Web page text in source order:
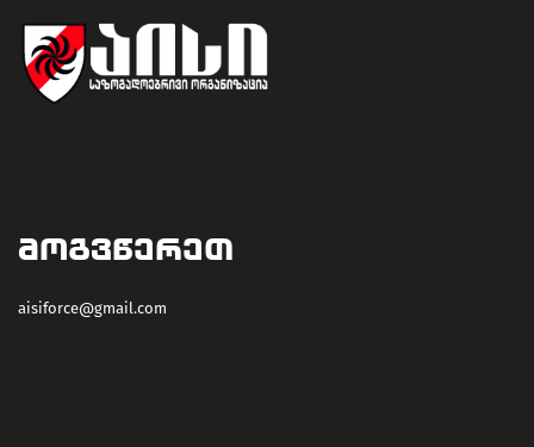
ᲛᲝᲒᲕᲬᲔᲠᲔᲗ
aisiforce@gmail.com